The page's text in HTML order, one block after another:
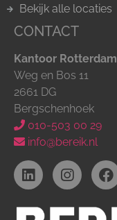
Bekijk alle locaties
CONTACT
Kantoor Rotterdam
Weg en Bos 11
2661 DG
Bergschenhoek
010-503 00 29
info@bereik.nl